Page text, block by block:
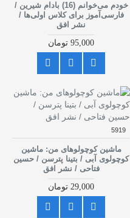
خودم می‌خوانم (16) بادام شیرین /
فارسی‌آموز برای کلاس اولی‌ها /
نشر افق
95,000 تومان
5919
ماشین کوچولوهای من: ماشین
کوچولوی آبی / بتینا پترسن / حسین
فتاحی / نشر افق
29,000 تومان